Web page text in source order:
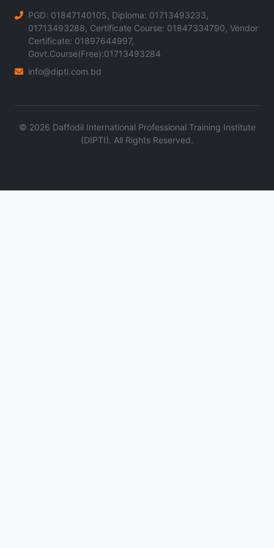
PGD: 01847140105, Diploma: 01713493233,
01713493288, Certificate Course: 01847334790, Vendor
Certificate: 01897644997,
Govt.Course(Free):01713493284
info@dipti.com.bd
© 2026 Daffodil International Professional Training Institute
(DIPTI). All Rights Reserved.